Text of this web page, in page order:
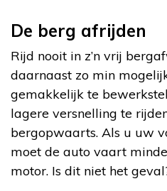
De berg afrijden
Rijd nooit in z’n vrij
daarnaast zo min
gemakkelijk te
lagere versnelling te
bergopwaarts. Als u uw
moet de auto vaart
motor. Is dit niet het